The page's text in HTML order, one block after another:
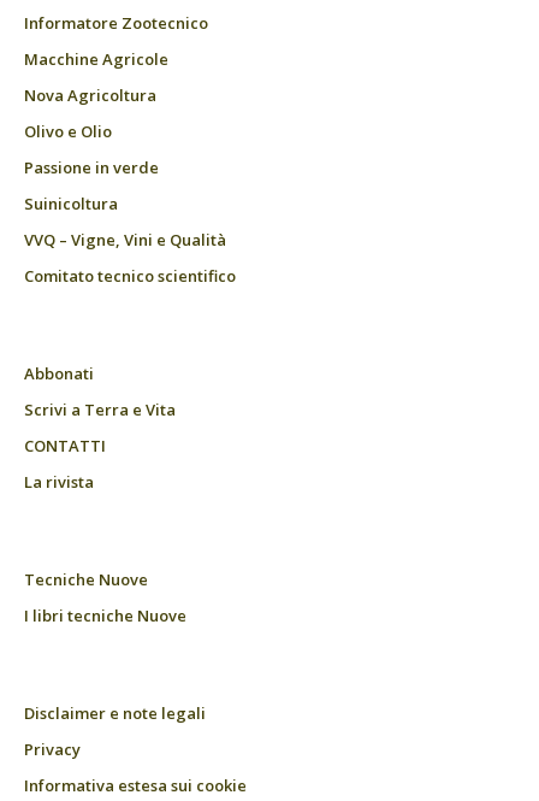
Informatore Zootecnico
Macchine Agricole
Nova Agricoltura
Olivo e Olio
Passione in verde
Suinicoltura
VVQ – Vigne, Vini e Qualità
Comitato tecnico scientifico
Abbonati
Scrivi a Terra e Vita
CONTATTI
La rivista
Tecniche Nuove
I libri tecniche Nuove
Disclaimer e note legali
Privacy
Informativa estesa sui cookie